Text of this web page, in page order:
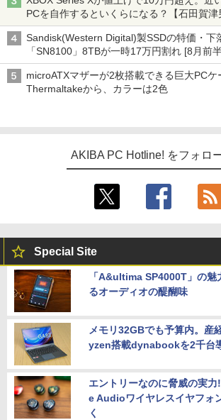
PCを自作するといくらになる？【石田賀津
ーム』】
Sandisk(Western Digital)製SSDの特価・下
「SN8100」8TBが一時17万円割れ [8月前
microATXマザーが2枚搭載できる巨大PCケ
Thermaltakeから、カラーは2色
AKIBA PC Hotline! をフォロ
Special Site
「A&ultima SP4000T」の魅
るオーディオの醍醐味
メモリ32GBでも予算内。産
yzen搭載dynabookを2千台
エントリーなのに脅威の実
e Audioワイヤレスイヤフォ
く